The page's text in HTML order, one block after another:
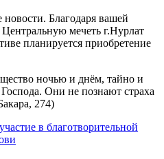
Благодаря вашей
мечеть г.Нурлат
планируется приобретение
ночью и днём, тайно и
Они не познают страха
274)
в благотворительной